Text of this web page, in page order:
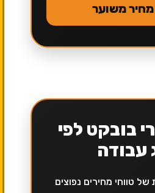
משוער
בובקט לפי
עבודה
טווחי מחירים נפוצים